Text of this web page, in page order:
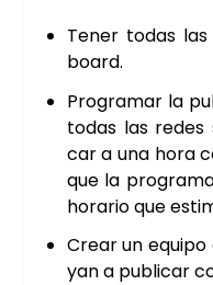
Tener todas
board.
Pro­gra­mar la
todas las
car a una hora
que la
hora­rio que
Crear un
yan a publi­car